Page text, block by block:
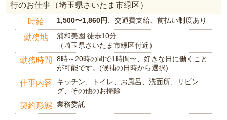
行のお仕事（埼玉県さいたま市緑区）
時給 1,500〜1,860円 、交通費支給、前払い制度あり
勤務地
浦和美園 徒歩10分
（埼玉県さいたま市緑区付近）
勤務時間
8時～20時の間で1時間〜、好きな日に働くこと
が可能です。(候補の日時から選択)
仕事内容
キッチン、トイレ、お風呂、洗面所、リビン
グ、その他のお掃除
契約形態 業務委託